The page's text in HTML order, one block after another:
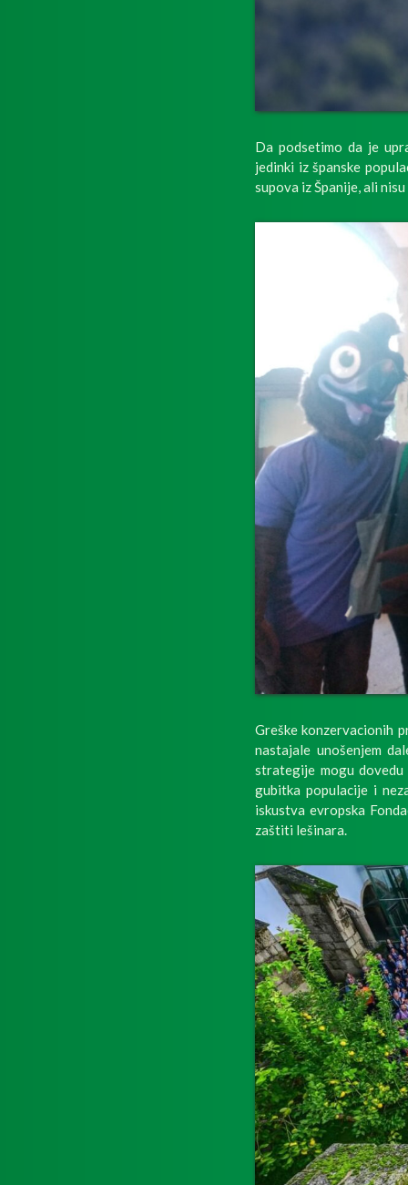
Da podsetimo da je
jedinki iz španske
supova iz Španije, ali
Greške konzervacionih
nastajale unošenjem
strategije mogu
gubitka populacije i
iskustva evropska
zaštiti lešinara.